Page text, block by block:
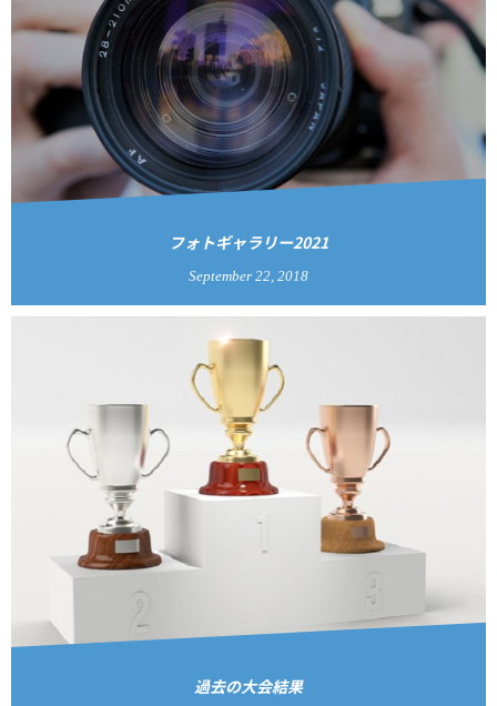
フォトギャラリー2021
September 22 2018
過去の大会結果